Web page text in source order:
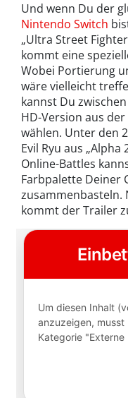
Und wenn Du der
Nintendo Switch
„Ultra Street
kommt eine
Wobei Portierung
wäre vielleicht
kannst Du
HD-Version aus
wählen. Unter den
Evil Ryu aus „Alpha
Online-Battles
Farbpalette Deiner
zusammenbasteln.
kommt der Trailer